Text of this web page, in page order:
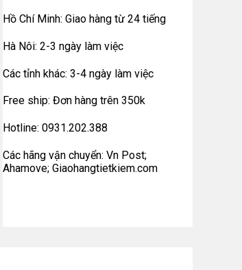
Hồ Chí Minh: Giao hàng từ 24 tiếng
Hà Nôi: 2-3 ngày làm việc
Các tỉnh khác: 3-4 ngày làm việc
Free ship: Đơn hàng trên 350k
Hotline: 0931.202.388
Các hãng vận chuyển: Vn Post;
Ahamove; Giaohangtietkiem.com